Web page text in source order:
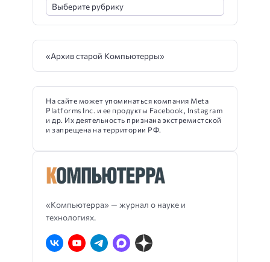
«Компьютерра» — журнал о науке и
технологиях.
«Архив старой Компьютерры»
На сайте может упоминаться компания Meta
Platforms Inc. и ее продукты Facebook, Instagram
и др. Их деятельность признана экстремистской
и запрещена на территории РФ.